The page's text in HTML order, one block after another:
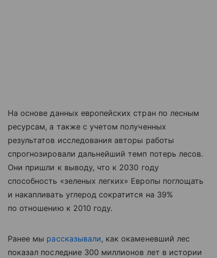
На основе данных европейских стран по лесным
ресурсам, а также с учетом полученных
результатов исследования авторы работы
спрогнозировали дальнейший темп потерь лесов.
Они пришли к выводу, что к 2030 году
способность «зеленых легких» Европы поглощать
и накапливать углерод сократится на 39%
по отношению к 2010 году.
Ранее мы рассказывали, как окаменевший лес
показал последние 300 миллионов лет в истории